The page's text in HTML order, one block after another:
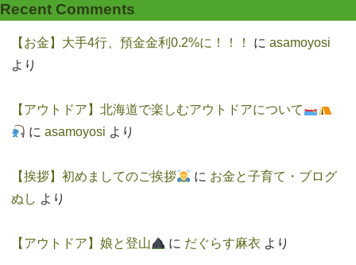
Recent Comments
【お金】大手4行、預金金利0.2%に！！！ に asamoyosi
より
【アウトドア】北海道で楽しむアウトドアについて
に asamoyosi より
【挨拶】初めましてのご挨拶 に お金と子育て・ブログ
ぬし より
【アウトドア】娘と登山 に だぐらす麻衣 より